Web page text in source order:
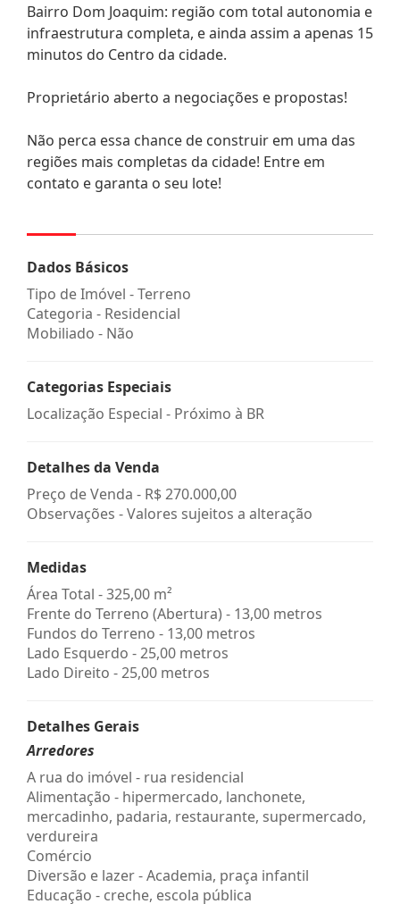
Bairro Dom Joaquim: região com total autonomia e
infraestrutura completa, e ainda assim a apenas 15
minutos do Centro da cidade.
Proprietário aberto a negociações e propostas!
Não perca essa chance de construir em uma das
regiões mais completas da cidade! Entre em
contato e garanta o seu lote!
Dados Básicos
Tipo de Imóvel - Terreno
Categoria - Residencial
Mobiliado - Não
Categorias Especiais
Localização Especial - Próximo à BR
Detalhes da Venda
Preço de Venda - R$ 270.000,00
Observações - Valores sujeitos a alteração
Medidas
Área Total - 325,00 m²
Frente do Terreno (Abertura) - 13,00 metros
Fundos do Terreno - 13,00 metros
Lado Esquerdo - 25,00 metros
Lado Direito - 25,00 metros
Detalhes Gerais
Arredores
A rua do imóvel - rua residencial
Alimentação - hipermercado, lanchonete,
mercadinho, padaria, restaurante, supermercado,
verdureira
Comércio
Diversão e lazer - Academia, praça infantil
Educação - creche, escola pública